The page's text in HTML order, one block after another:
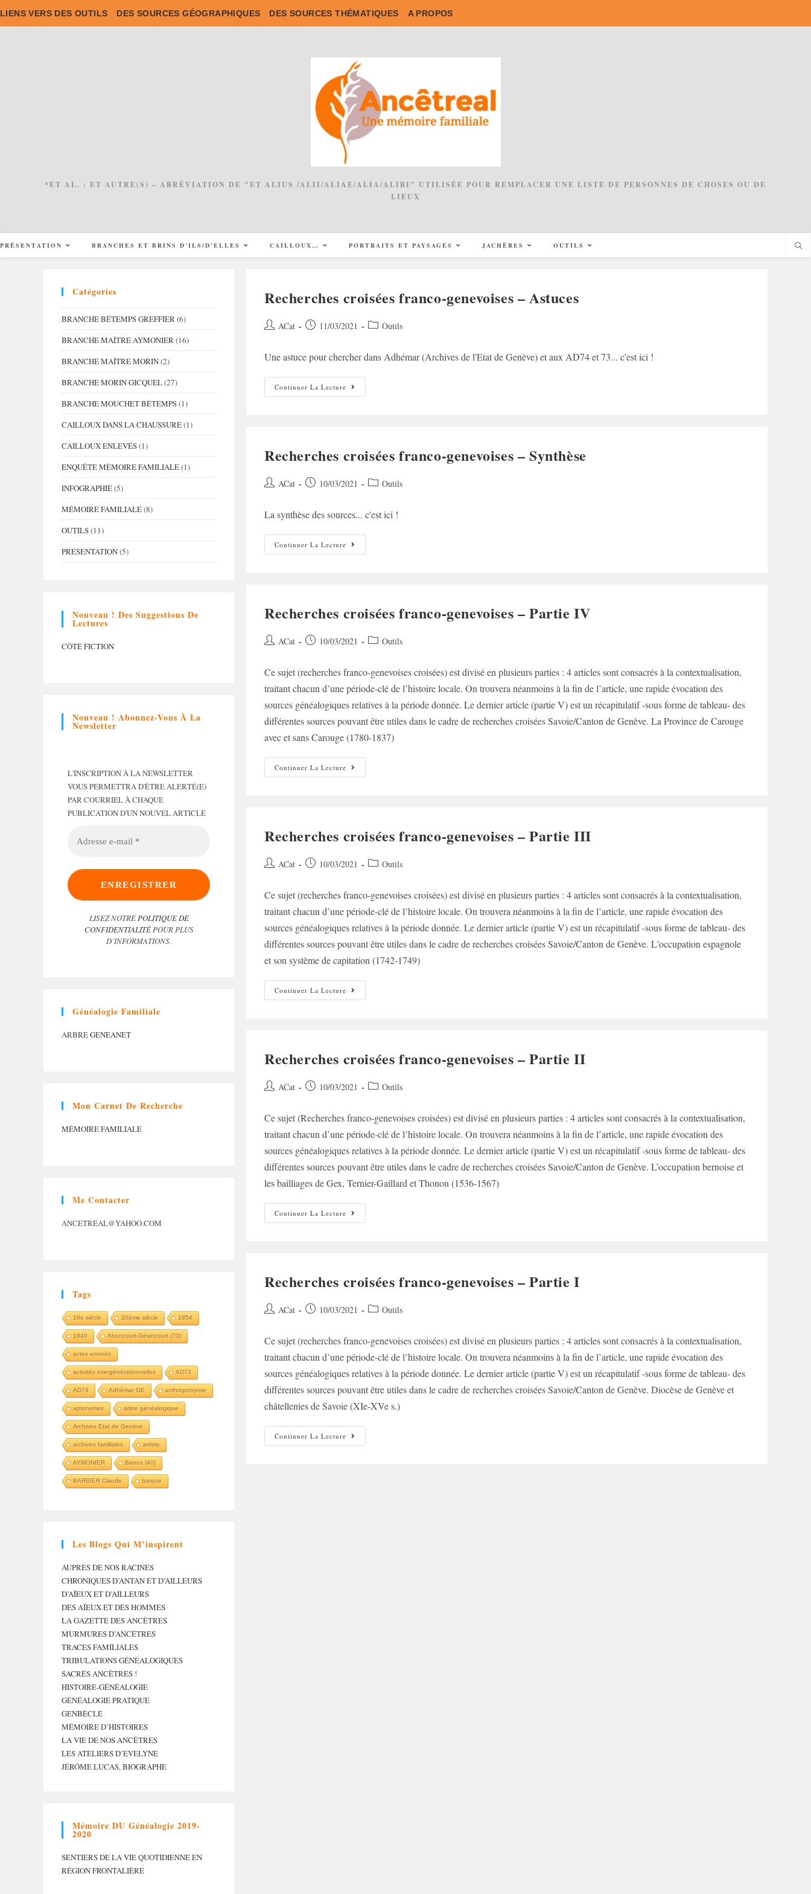
to
LIENS VERS DES OUTILS DES SOURCES GÉOGRAPHIQUES DES SOURCES THÉMATIQUES A PROPOS
*ET AL. : ET AUTRE(S) – ABRÉVIATION DE "ET ALIUS /ALII/ALIAE/ALIA/ALIBI" UTILISÉE POUR REMPLACER UNE LISTE DE PERSONNES DE CHOSES OU DE
LIEUX
PRÉSENTATION BRANCHES ET BRINS D’ILS/D’ELLES CAILLOUX… PORTRAITS ET PAYSAGES JACHÈRES OUTILS
Recherches croisées franco-genevoises – Astuces
Auteur/autrice
publication :
ACat
Post 11/03/2021
Post Outils
Une astuce pour chercher dans Adhémar (Archives de l'Etat de Genève) et aux AD74 et 73... c'est ici !
Continuer La Lecture Recherches
Croisées
Recherches croisées franco-genevoises – Synthèse
Auteur/autrice
publication :
ACat
Post 10/03/2021
Post Outils
La synthèse des sources... c'est ici !
Continuer La Lecture Recherches
Croisées
Recherches croisées franco-genevoises – Partie IV
Auteur/autrice
publication :
ACat
Post 10/03/2021
Post Outils
Ce sujet (recherches franco-genevoises croisées) est divisé en plusieurs parties : 4 articles sont consacrés à la contextualisation,
traitant chacun d’une période-clé de l’histoire locale. On trouvera néanmoins à la fin de l’article, une rapide évocation des
sources généalogiques relatives à la période donnée. Le dernier article (partie V) est un récapitulatif -sous forme de tableau- des
différentes sources pouvant être utiles dans le cadre de recherches croisées Savoie/Canton de Genève. La Province de Carouge
avec et sans Carouge (1780-1837)
Continuer La Lecture Recherches
Croisées
Recherches croisées franco-genevoises – Partie III
Auteur/autrice
publication :
ACat
Post 10/03/2021
Post Outils
Ce sujet (recherches franco-genevoises croisées) est divisé en plusieurs parties : 4 articles sont consacrés à la contextualisation,
traitant chacun d’une période-clé de l’histoire locale. On trouvera néanmoins à la fin de l’article, une rapide évocation des
sources généalogiques relatives à la période donnée. Le dernier article (partie V) est un récapitulatif -sous forme de tableau- des
différentes sources pouvant être utiles dans le cadre de recherches croisées Savoie/Canton de Genève. L'occupation espagnole
et son système de capitation (1742-1749)
Continuer La Lecture Recherches
Croisées
Recherches croisées franco-genevoises – Partie II
Auteur/autrice
publication :
ACat
Post 10/03/2021
Post Outils
Ce sujet (Recherches franco-genevoises croisées) est divisé en plusieurs parties : 4 articles sont consacrés à la contextualisation,
traitant chacun d’une période-clé de l’histoire locale. On trouvera néanmoins à la fin de l’article, une rapide évocation des
sources généalogiques relatives à la période donnée. Le dernier article (partie V) est un récapitulatif -sous forme de tableau- des
différentes sources pouvant être utiles dans le cadre de recherches croisées Savoie/Canton de Genève. L’occupation bernoise et
les bailliages de Gex, Ternier-Gaillard et Thonon (1536-1567)
Continuer La Lecture Recherches
Croisées
Recherches croisées franco-genevoises – Partie I
Auteur/autrice
publication :
ACat
Post 10/03/2021
Post Outils
Ce sujet (recherches franco-genevoises croisées) est divisé en plusieurs parties : 4 articles sont consacrés à la contextualisation,
traitant chacun d’une période-clé de l’histoire locale. On trouvera néanmoins à la fin de l’article, une rapide évocation des
sources généalogiques relatives à la période donnée. Le dernier article (partie V) est un récapitulatif -sous forme de tableau- des
différentes sources pouvant être utiles dans le cadre de recherches croisées Savoie/Canton de Genève. Diocèse de Genève et
châtellenies de Savoie (XIe-XVe s.)
Continuer La Lecture Recherches
Croisées
Catégories
BRANCHE BÉTEMPS GREFFIER(6)
BRANCHE MAÎTRE AYMONIER(16)
BRANCHE MAÎTRE MORIN(2)
BRANCHE MORIN GICQUEL(27)
BRANCHE MOUCHET BÉTEMPS(1)
CAILLOUX DANS LA CHAUSSURE(1)
CAILLOUX ENLEVÉS(1)
ENQUÊTE MÉMOIRE FAMILIALE(1)
INFOGRAPHIE(5)
MÉMOIRE FAMILIALE(8)
OUTILS(11)
PRÉSENTATION(5)
Nouveau ! Des Suggestions De
Lectures
CÔTÉ FICTION
Nouveau ! Abonnez-Vous À La
Newsletter
L'INSCRIPTION À LA NEWSLETTER
VOUS PERMETTRA D'ÊTRE ALERTÉ(E)
PAR COURRIEL À CHAQUE
PUBLICATION D'UN NOUVEL ARTICLE
LISEZ NOTREPOLITIQUE DE
CONFIDENTIALITÉPOUR PLUS
D’INFORMATIONS.
Généalogie Familiale
ARBREGENEANET
Mon Carnet De Recherche
MÉMOIRE FAMILIALE
Me Contacter
ANCETREAL@YAHOO.COM
Tags
19e siècle 20ème siècle 1854
1940 Aboncourt-Gésincourt (70)
actes erronés
activités intergénérationnelles AD73
AD74 Adhémar GE anthroponymie
aptonymes arbre généalogique
Archives Etat de Genève
archives familiales artiste
AYMONIER Banos (40)
BARBIER Claude barque
Les Blogs Qui M’inspirent
AUPRÈS DE NOS RACINES
CHRONIQUES D’ANTAN ET D’AILLEURS
D’AÏEUX ET D’AILLEURS
DES AÏEUX ET DES HOMMES
LA GAZETTE DES ANCÊTRES
MURMURES D’ANCÊTRES
TRACES FAMILIALES
TRIBULATIONS GÉNÉALOGIQUES
SACRÉS ANCÊTRES !
HISTOIRE-GÉNÉALOGIE
GÉNÉALOGIE PRATIQUE
GENBÈCLE
MÉMOIRE D’HISTOIRES
LA VIE DE NOS ANCÊTRES
LES ATELIERS D’EVELYNE
JÉRÔME LUCAS, BIOGRAPHE
Mémoire DU Généalogie 2019-
2020
SENTIERS DE LA VIE QUOTIDIENNE EN
RÉGION FRONTALIÈRE